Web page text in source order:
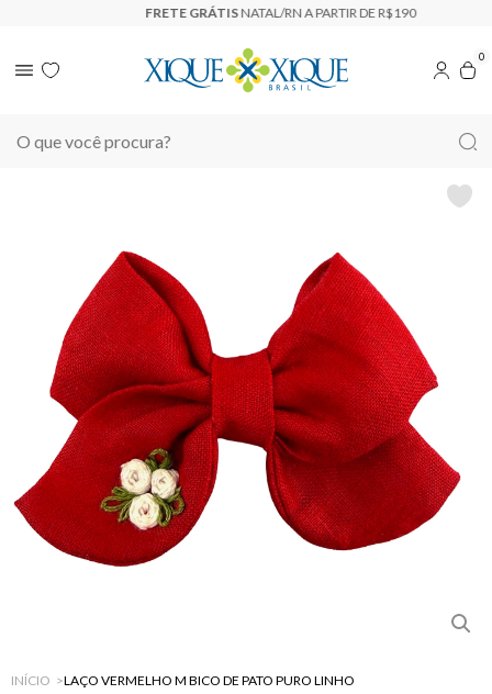
FRETE GRÁTIS BRASIL A PARTIR R$ 450
0
INÍCIO LAÇO VERMELHO M BICO DE PATO PURO LINHO